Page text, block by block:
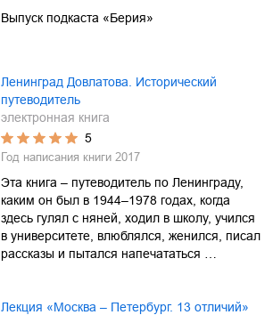
Выпуск подкаста «Берия»
Ленинград Довлатова. Исторический
путеводитель
электронная книга
5
Год написания книги 2017
Эта книга – путеводитель по Ленинграду,
каким он был в 1944–1978 годах, когда
здесь гулял с няней, ходил в школу, учился
в университете, влюблялся, женился, писал
рассказы и пытался напечататься …
Лекция «Москва – Петербург. 13 отличий»